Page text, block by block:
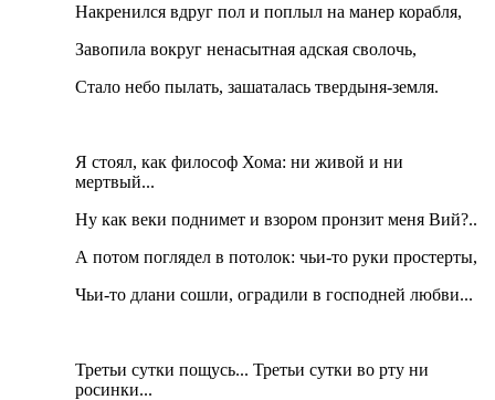
Накренился вдруг пол и поплыл на манер корабля,
Завопила вокруг ненасытная адская сволочь,
Стало небо пылать, зашаталась твердыня-земля.
Я стоял, как философ Хома: ни живой и ни
мертвый...
Ну как веки поднимет и взором пронзит меня Вий?..
А потом поглядел в потолок: чьи-то руки простерты,
Чьи-то длани сошли, оградили в господней любви...
Третьи сутки пощусь... Третьи сутки во рту ни
росинки...